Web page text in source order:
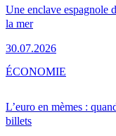
Une enclave espagnole
la mer
30.07.2026
L’euro en mèmes :
billets
ÉCONOMIE